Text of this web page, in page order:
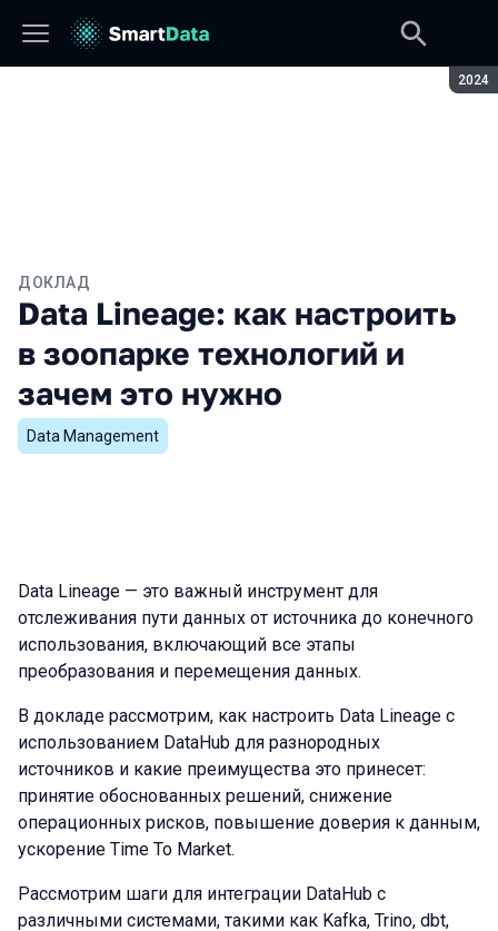
2024
ДОКЛАД
Data Lineage: как настроить
в зоопарке технологий и
зачем это нужно
Data Management
Data Lineage — это важный инструмент для
отслеживания пути данных от источника до конечного
использования, включающий все этапы
преобразования и перемещения данных.
В докладе рассмотрим, как настроить Data Lineage с
использованием DataHub для разнородных
источников и какие преимущества это принесет:
принятие обоснованных решений, снижение
операционных рисков, повышение доверия к данным,
ускорение Time To Market.
Рассмотрим шаги для интеграции DataHub с
различными системами, такими как Kafka, Trino, dbt,